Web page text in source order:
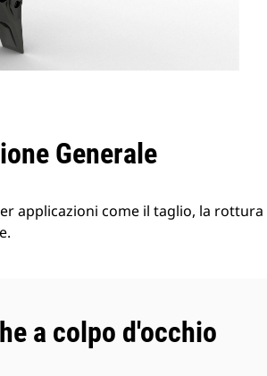
Generale
applicazioni come il taglio, la
a colpo d'occhio